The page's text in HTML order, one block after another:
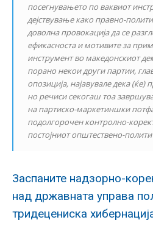
посегнувањето по ваквиот
дејствување како правно-
доволна провокација да се
ефикасноста и мотивите за
инструмент во македонскиот
порано некои други партии,
опозиција, најавувале дека (ќе)
но речиси секогаш тоа
на партиско-маркетиншки
подолгорочен контролно-
постојниот општествено-
Заспаните надзорно-
над државната управа
тридецениска